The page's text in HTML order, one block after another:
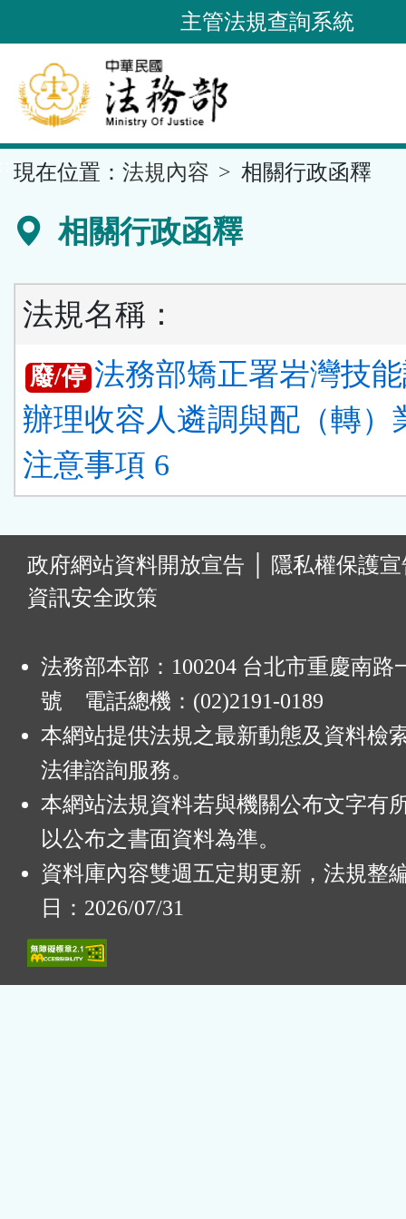
到
要
內
容
區
主管法規查詢系統
現在位置： 法規內容 相關行政函釋
相關行政函釋
法規名稱：
廢/停 法務部矯正署岩灣技
辦理收容人遴調與配（轉）
注意事項 6
政府網站資料開放宣告
隱私權保護
資訊安全政策
法務部本部：100204 台北市重慶南路
號 電話總機：(02)2191-0189
本網站提供法規之最新動態及資料檢
法律諮詢服務。
本網站法規資料若與機關公布文字有
以公布之書面資料為準。
資料庫內容雙週五定期更新，法規整
日：2026/07/31